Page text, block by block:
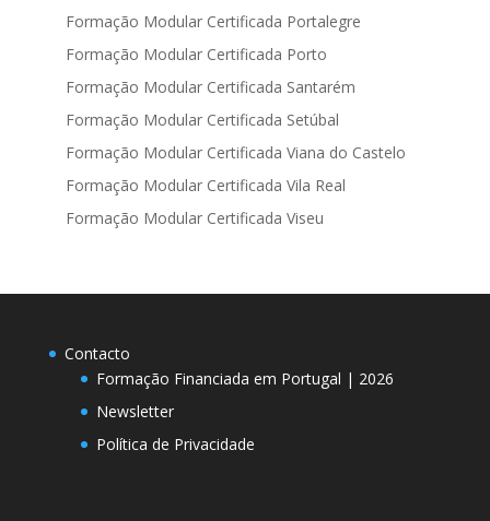
Formação Modular Certificada Portalegre
Formação Modular Certificada Porto
Formação Modular Certificada Santarém
Formação Modular Certificada Setúbal
Formação Modular Certificada Viana do Castelo
Formação Modular Certificada Vila Real
Formação Modular Certificada Viseu
Contacto
Formação Financiada em Portugal | 2026
Newsletter
Política de Privacidade